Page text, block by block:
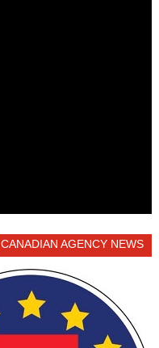
CANADIAN AGENCY NEWS